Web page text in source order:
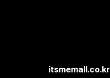
itsmemall.co.kr